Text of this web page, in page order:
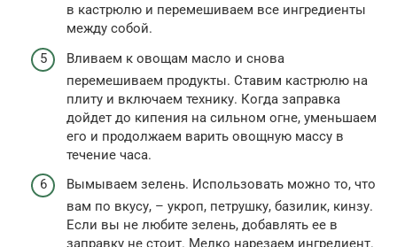
в кастрюлю и перемешиваем все ингредиенты
между собой.
Вливаем к овощам масло и снова
перемешиваем продукты. Ставим кастрюлю на
плиту и включаем технику. Когда заправка
дойдет до кипения на сильном огне, уменьшаем
его и продолжаем варить овощную массу в
течение часа.
Вымываем зелень. Использовать можно то, что
вам по вкусу, – укроп, петрушку, базилик, кинзу.
Если вы не любите зелень, добавлять ее в
заправку не стоит. Мелко нарезаем ингредиент.